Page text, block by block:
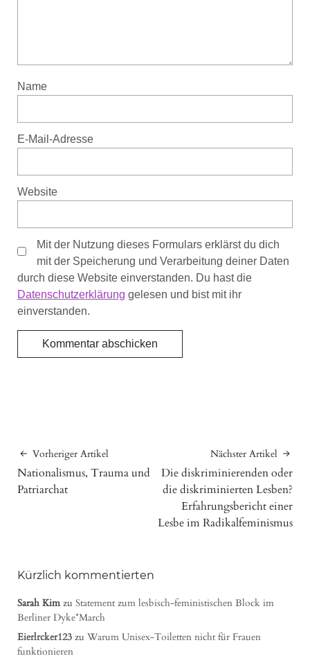
Name
E-Mail-Adresse
Website
Mit der Nutzung dieses Formulars erklärst du dich
mit der Speicherung und Verarbeitung deiner Daten
durch diese Website einverstanden. Du hast die
Datenschutzerklärung gelesen und bist mit ihr
einverstanden.
Vorheriger Artikel
Nationalismus, Trauma und
Patriarchat
Nächster Artikel
Die diskriminierenden oder
die diskriminierten Lesben?
Erfahrungsbericht einer
Lesbe im Radikalfeminismus
Kürzlich kommentierten
Sarah Kimzu Statement zum lesbisch-feministischen Block im
Berliner Dyke*March
Eierlrcker123 zu Warum Unisex-Toiletten nicht für Frauen
funktionieren